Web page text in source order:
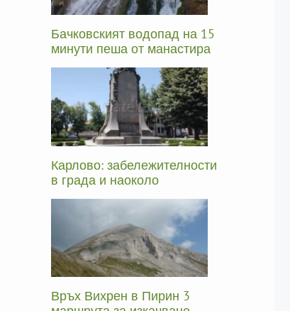
Бачковският водопад на 15
минути пеша от манастира
Карлово: забележителности
в града и наоколо
Връх Вихрен в Пирин 3